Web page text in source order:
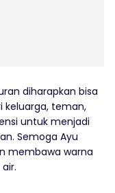
diharapkan bisa
keluarga, teman,
untuk menjadi
Semoga Ayu
membawa warna